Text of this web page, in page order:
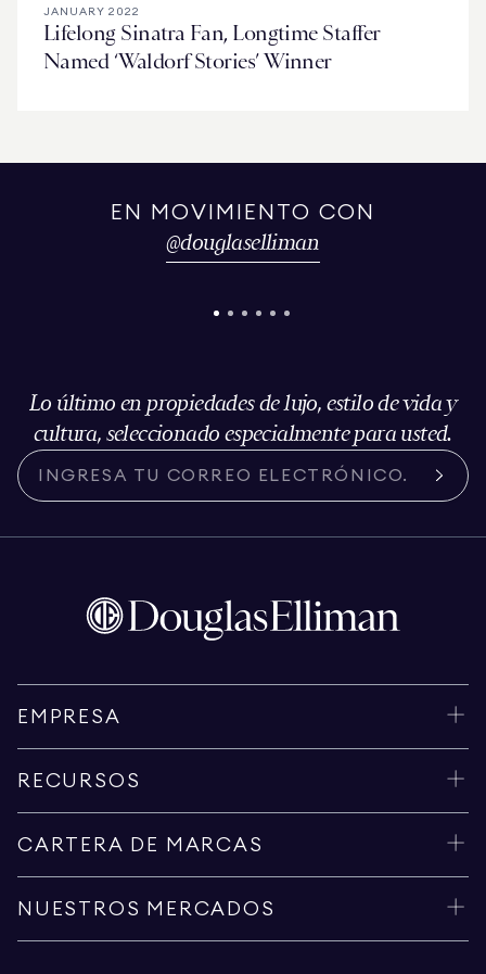
JANUARY 2022
Lifelong Sinatra Fan, Longtime Staffer
Named ‘Waldorf Stories’ Winner
EN MOVIMIENTO CON
@douglaselliman
Lo último en propiedades de lujo, estilo de vida y
cultura, seleccionado especialmente para usted.
EMPRESA
RECURSOS
CARTERA DE MARCAS
NUESTROS MERCADOS